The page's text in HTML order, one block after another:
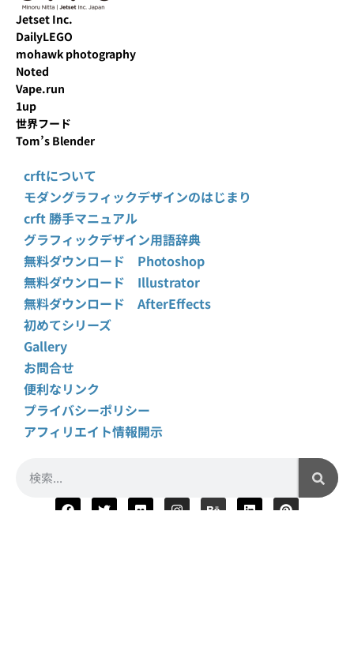
Jetset Inc.
DailyLEGO
mohawk photography
Noted
Vape.run
1up
世界フード
Tom’s Blender
crftについて
モダングラフィックデザインのはじまり
crft 勝手マニュアル
グラフィックデザイン用語辞典
無料ダウンロード Photoshop
無料ダウンロード Illustrator
無料ダウンロード AfterEffects
初めてシリーズ
Gallery
お問合せ
便利なリンク
プライバシーポリシー
アフィリエイト情報開示